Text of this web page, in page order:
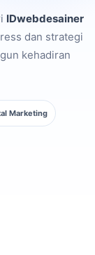
IDwebdesainer
dan strategi
kehadiran
Marketing